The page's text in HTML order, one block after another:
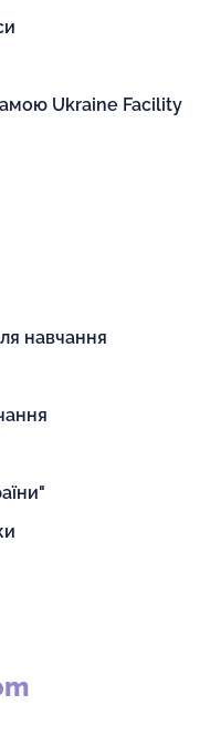
Ukraine Facility
навчання